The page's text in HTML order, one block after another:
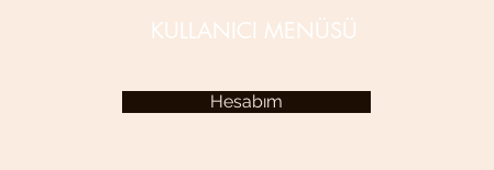
KULLANICI MENÜSÜ
Hesabım